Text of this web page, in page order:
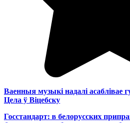
Ваенныя музыкі надалі асаблівае
Цела ў Віцебску
Госстандарт: в белорусских